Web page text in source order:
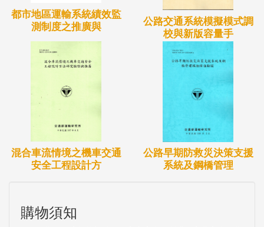
都市地區運輸系統績效監
測制度之推廣與
公路交通系統模擬模式調
校與新版容量手
混合車流情境之機車交通
安全工程設計方
公路早期防救災決策支援
系統及鋼橋管理
購物須知